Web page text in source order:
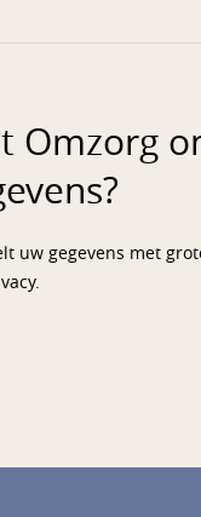
Omzorg
uw gegevens met